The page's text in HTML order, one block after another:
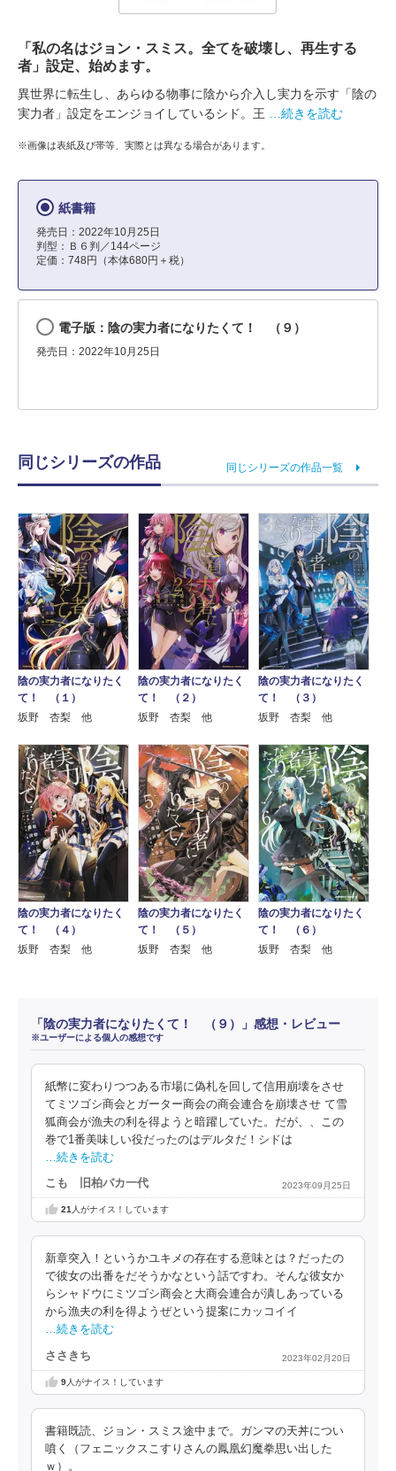
「私の名はジョン・スミス。全てを破壊し、再生する
者」設定、始めます。
異世界に転生し、あらゆる物事に陰から介入し実力を示す「陰の
実力者」設定をエンジョイしているシド。王
…続きを読む
※画像は表紙及び帯等、実際とは異なる場合があります。
紙書籍
発売日：2022年10月25日
判型：Ｂ６判／144ページ
定価：748円（本体680円＋税）
電子版：陰の実力者になりたくて！ （９）
発売日：2022年10月25日
同じシリーズの作品 同じシリーズの作品一覧
陰の実力者になりたく
て！ （１）
坂野 杏梨 他
陰の実力者になりたく
て！ （２）
坂野 杏梨 他
陰の実力者になりたく
て！ （３）
坂野 杏梨 他
陰の実力者になりたく
て！ （４）
坂野 杏梨 他
陰の実力者になりたく
て！ （５）
坂野 杏梨 他
陰の実力者になりたく
て！ （６）
坂野 杏梨 他
「陰の実力者になりたくて！ （９）」感想・レビュー
※ユーザーによる個人の感想です
紙幣に変わりつつある市場に偽札を回して信用崩壊をさせ
てミツゴシ商会とガーター商会の商会連合を崩壊させ て雪
狐商会が漁夫の利を得ようと暗躍していた。だが、、この
巻で1番美味しい役だったのはデルタだ！シドは
…続きを読む
こも 旧柏バカ一代 2023年09月25日
21人がナイス！しています
新章突入！というかユキメの存在する意味とは？だったの
で彼女の出番をだそうかなという話ですわ。そんな彼女か
らシャドウにミツゴシ商会と大商会連合が潰しあっている
から漁夫の利を得ようぜという提案にカッコイイ
…続きを読む
ささきち 2023年02月20日
9人がナイス！しています
書籍既読、ジョン・スミス途中まで。ガンマの天丼につい
噴く（フェニックスこすりさんの鳳凰幻魔拳思い出した
ｗ）。